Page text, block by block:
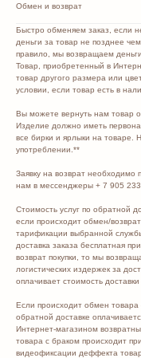
Обмен и возврат
Быстро обменяем заказ, если
деньги за товар не позднее
правило, мы возвращаем
Товар, приобретенный в
товар другого размера или
условии, если товар есть в
Вы можете вернуть нам товар
Изделие должно иметь
все бирки и ярлыки на товаре.
употреблении.**
Заявку на возврат необходимо
нам в мессенджеры + 7 905 233
Стоимость услуг по обратной
если происходит обмен/
тарификации выбранной
доставка заказа бесплатная
возврат покупки, то мы
логистических издержек за
оплачивает стоимость
Если происходит обмен товара
обратной доставке
Интернет-магазином
товара с браком происходит
видеофиксации деффекта